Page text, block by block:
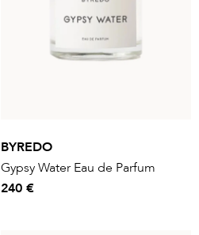
BYREDO
Gypsy Water Eau de Parfum
240 €